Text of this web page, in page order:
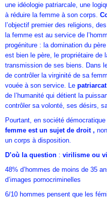
une idéologie patriarcale, une
à réduire la femme à son corps.
l’objectif premier des religions,
la femme est au service de
progéniture : la domination du
est bien le père, le propriétaire de
transmission de ses biens. Dans
de contrôler la virginité de sa
vouée à son service. Le patriarcat
de l’humanité qui détient la
contrôler sa volonté, ses désirs,
Pourtant, en société
femme est un sujet de droit ,
un corps à disposition.
D’où la question : virilisme ou
48% d’hommes de moins de 35
d’images pornocriminelles
6/10 hommes pensent que les